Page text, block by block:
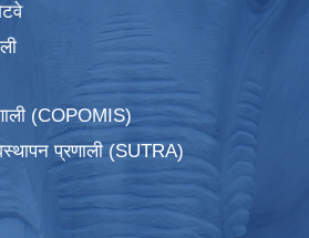
(COPOMIS)
प्रणाली (SUTRA)